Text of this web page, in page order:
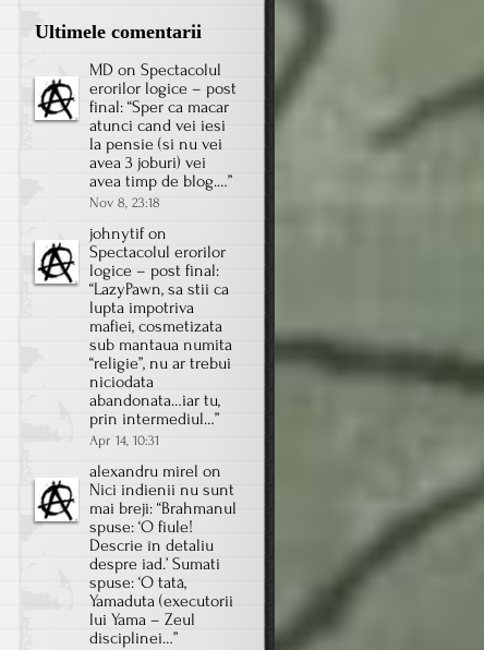
(sondaj
opinie)
Ultimele comentarii
MD on Spectacolul
erorilor logice – post
final: “Sper ca macar
atunci cand vei iesi
la pensie (si nu vei
avea 3 joburi) vei
avea timp de blog.…”
Nov 8, 23:18
johnytifon
Spectacolul erorilor
logice – post final:
“LazyPawn, sa stii ca
lupta impotriva
mafiei, cosmetizata
sub mantaua numita
“religie”, nu ar trebui
niciodata
abandonata…iar tu,
prin intermediul…”
Apr 14, 10:31
alexandru mirel on
Nici indienii nu sunt
mai breji: “Brahmanul
spuse: ‘O fiule!
Descrie în detaliu
despre iad.’ Sumati
spuse: ‘O tată,
Yamaduta (executorii
lui Yama – Zeul
disciplinei…”